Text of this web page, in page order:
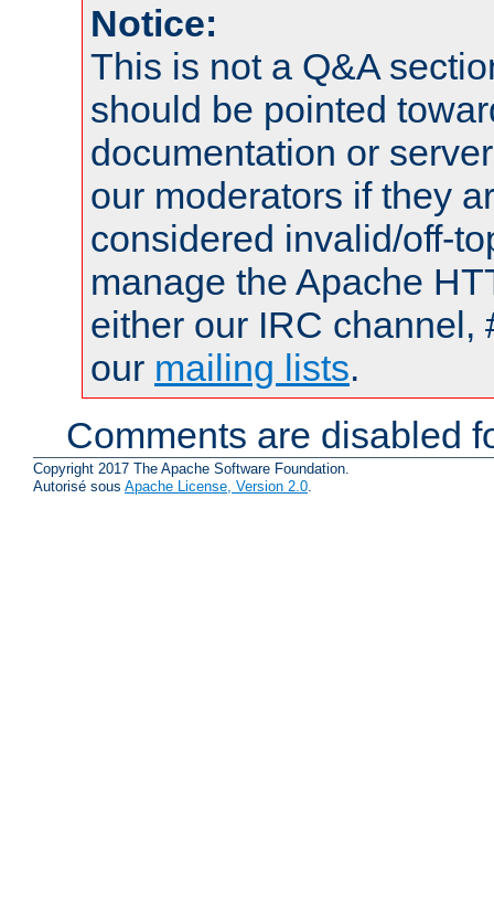
Notice:
This is not a Q&A
should be pointed
documentation or
our moderators if they
considered invalid/off-
manage the Apache
either our IRC channel,
our mailing lists.
Comments are disabled
Copyright 2017 The Apache Software Foundation.
Autorisé sous Apache License, Version 2.0.